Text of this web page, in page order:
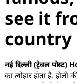
see it
country
नई दिल्ली (ट्रैवल पोस्ट)
का त्योहार होता है. होली